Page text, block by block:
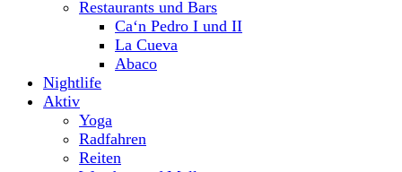
Restaurants und Bars
Ca‘n Pedro I und II
La Cueva
Abaco
Nightlife
Aktiv
Yoga
Radfahren
Reiten